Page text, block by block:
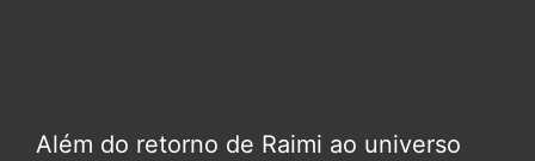
Além do retorno de Raimi ao universo